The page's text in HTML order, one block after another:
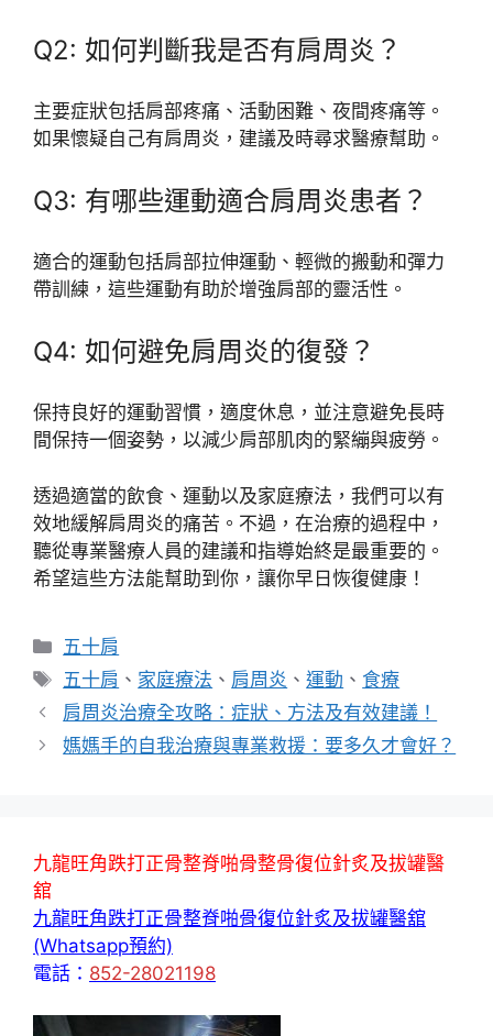
Q2: 如何判斷我是否有肩周炎？
主要症狀包括肩部疼痛、活動困難、夜間疼痛等。
如果懷疑自己有肩周炎，建議及時尋求醫療幫助。
Q3: 有哪些運動適合肩周炎患者？
適合的運動包括肩部拉伸運動、輕微的搬動和彈力
帶訓練，這些運動有助於增強肩部的靈活性。
Q4: 如何避免肩周炎的復發？
保持良好的運動習慣，適度休息，並注意避免長時
間保持一個姿勢，以減少肩部肌肉的緊繃與疲勞。
透過適當的飲食、運動以及家庭療法，我們可以有
效地緩解肩周炎的痛苦。不過，在治療的過程中，
聽從專業醫療人員的建議和指導始終是最重要的。
希望這些方法能幫助到你，讓你早日恢復健康！
分
類
五十肩
標
籤
五十肩 、 家庭療法 、 肩周炎 、運動 、 食療
肩周炎治療全攻略：症狀、方法及有效建議！
媽媽手的自我治療與專業救援：要多久才會好？
九龍旺角跌打正骨整脊啪骨整骨復位針炙及拔罐醫
舘
九龍旺角跌打正骨整脊啪骨復位針炙及拔罐醫舘
(Whatsapp預約)
電話： 852-28021198